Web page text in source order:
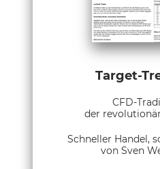
Target-
CFD-
der
Schneller Handel,
von Sven